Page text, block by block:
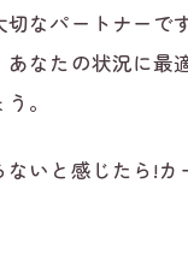
切なパートナーで
あなたの状況に最
。
ないと感じたら!